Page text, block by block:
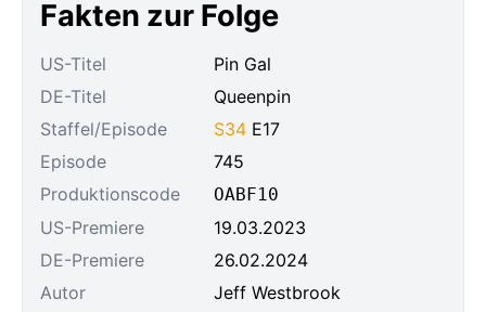
Fakten zur Folge
US-Titel
Pin Gal
DE-Titel
Queenpin
Staffel/Episode
S34 E17
Episode
745
Produktionscode
OABF10
US-Premiere
19.03.2023
DE-Premiere
26.02.2024
Autor
Jeff Westbrook